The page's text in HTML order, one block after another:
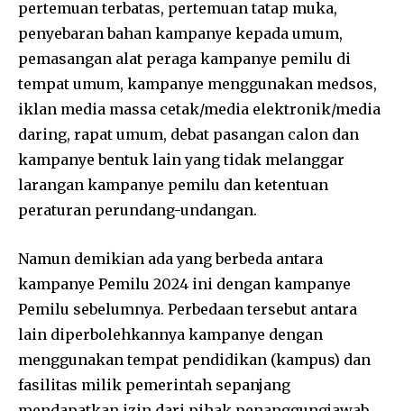
pertemuan terbatas, pertemuan tatap muka,
penyebaran bahan kampanye kepada umum,
pemasangan alat peraga kampanye pemilu di
tempat umum, kampanye menggunakan medsos,
iklan media massa cetak/media elektronik/media
daring, rapat umum, debat pasangan calon dan
kampanye bentuk lain yang tidak melanggar
larangan kampanye pemilu dan ketentuan
peraturan perundang-undangan.
Namun demikian ada yang berbeda antara
kampanye Pemilu 2024 ini dengan kampanye
Pemilu sebelumnya. Perbedaan tersebut antara
lain diperbolehkannya kampanye dengan
menggunakan tempat pendidikan (kampus) dan
fasilitas milik pemerintah sepanjang